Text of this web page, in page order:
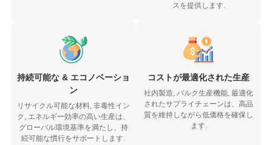
スを提供します.
持続可能な & エコノベーショ
ン
リサイクル可能な材料, 非毒性イン
ク, エネルギー効率の高い生産は、
グローバル環境基準を満たし、持
続可能な慣行をサポートします.
コストが最適化された生産
社内製造, バルク生産機能, 最適化
されたサプライチェーンは、高品
質を維持しながら低価格を確保し
ます.